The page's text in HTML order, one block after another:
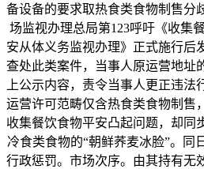
备设备的要求取热食类食物制售分
场监视办理总局第123呼吁《收集
安从体义务监视办理》正式施行后
查处此类案件，当事人原运营地址
上公示内容，责令当事人更正违
运营许可范畴仅含热食类食物制售
收集餐饮食物平安凸起问题，却同
冷食类食物的“朝鲜荞麦冰脸”。同
行政惩罚。市场次序。由其持有无